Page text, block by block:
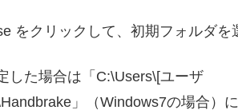
をクリックして、初期フォルダを
した場合は「C:\Users\[ユーザ
」（Windows7の場合）